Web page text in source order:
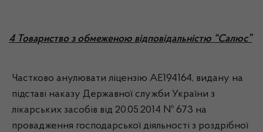
4 Товариство з обмеженою відповідальністю “Салюс”
Частково анулювати ліцензію АЕ194164, видану на
підставі наказу Державної служби України з
лікарських засобів від 20.05.2014 № 673 на
провадження господарської діяльності з роздрібної